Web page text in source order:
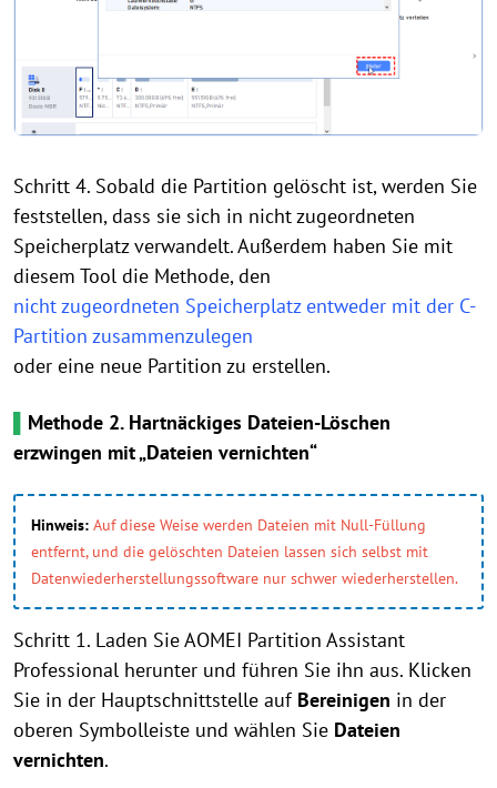
Schritt 4. Sobald die Partition gelöscht ist, werden Sie
feststellen, dass sie sich in nicht zugeordneten
Speicherplatz verwandelt. Außerdem haben Sie mit
diesem Tool die Methode, den
nicht zugeordneten Speicherplatz entweder mit der C-
Partition zusammenzulegen
oder eine neue Partition zu erstellen.
Methode 2. Hartnäckiges Dateien-Löschen
erzwingen mit „Dateien vernichten“
Hinweis: Auf diese Weise werden Dateien mit Null-Füllung
entfernt, und die gelöschten Dateien lassen sich selbst mit
Datenwiederherstellungssoftware nur schwer wiederherstellen.
Schritt 1. Laden Sie AOMEI Partition Assistant
Professional herunter und führen Sie ihn aus. Klicken
Sie in der Hauptschnittstelle auf Bereinigen in der
oberen Symbolleiste und wählen Sie Dateien
vernichten.